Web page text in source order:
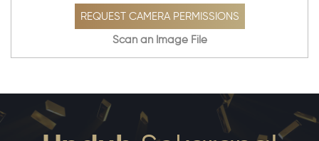
REQUEST CAMERA PERMISSIONS
Scan an Image File